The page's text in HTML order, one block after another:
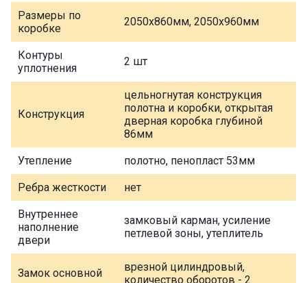
Размеры по
коробке
2050х860мм, 2050х960мм
Контуры
уплотнения
2 шт
Конструкция
цельногнутая конструкция
полотна и коробки, открытая
дверная коробка глубиной
86мм
Утепление полотно, пенопласт 53мм
Ребра жесткости нет
Внутреннее
наполнение
двери
замковый карман, усиление
петлевой зоны, утеплитель
Замок основной
врезной цилиндровый,
количество оборотов - 2